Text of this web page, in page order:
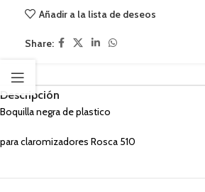
Añadir a la lista de deseos
Share:
Descripción
Boquilla negra de plastico
para claromizadores Rosca 510